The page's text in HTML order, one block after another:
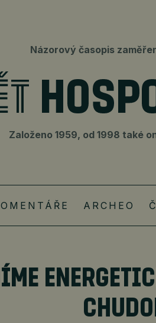
Názorový časopis
Založeno 1959, od 1998 také
ARCHEO